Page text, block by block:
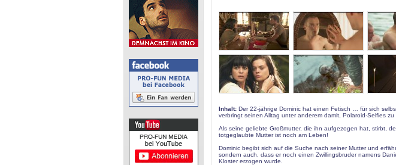
Inhalt: Der 22-jährige Dominic hat einen Fetisch … für sich
verbringt seinen Alltag unter anderem damit, Polaroid-Selfies
Als seine geliebte Großmutter, die ihn aufgezogen hat, stirbt,
totgeglaubte Mutter ist noch am Leben!
Dominic begibt sich auf die Suche nach seiner Mutter und
sondern auch, dass er noch einen Zwillingsbruder namens
Kloster erzogen wurde.